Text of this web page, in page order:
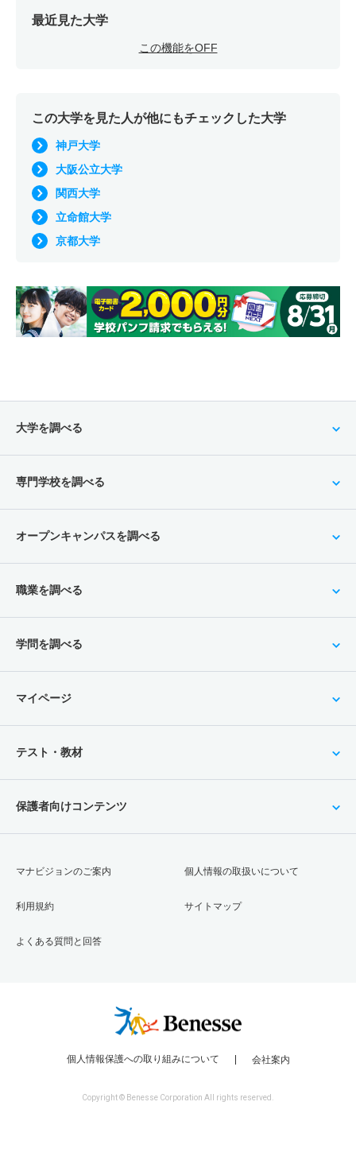
最近見た大学
この機能をOFF
この大学を見た人が他にもチェックした大学
神戸大学
大阪公立大学
関西大学
立命館大学
京都大学
大学を調べる
専門学校を調べる
オープンキャンパスを調べる
職業を調べる
学問を調べる
マイページ
テスト・教材
保護者向けコンテンツ
マナビジョンのご案内
利用規約
よくある質問と回答
個人情報の取扱いについて
サイトマップ
個人情報保護への取り組みについて 会社案内
Copyright © Benesse Corporation All rights reserved.